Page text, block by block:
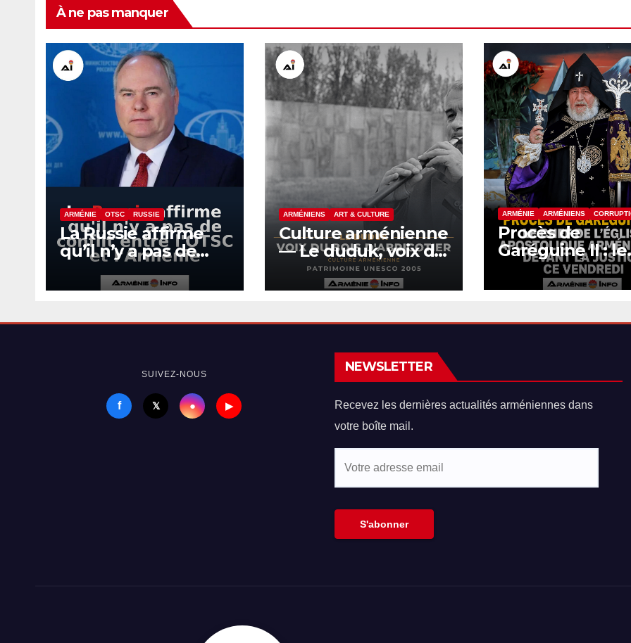
À ne pas manquer
ARMÉNIE OTSC RUSSIE
La Russie affirme
qu’il n’y a pas de
conflit entre l’OTSC
et l’Arménie
ARMÉNIENS ART & CULTURE
Culture arménienne
— Le duduk, voix du
bois d’abricotier
ARMÉNIE ARMÉNIENS
Procès de
Garéguine II : le
chef de l’Église
apostolique
la justice ce
SUIVEZ-NOUS
f 𝕏 ● ▶
NEWSLETTER
Recevez les dernières actualités arméniennes dans
votre boîte mail.
S'abonner